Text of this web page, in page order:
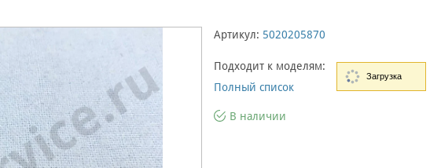
Артикул: 5020205870
Подходит к моделям:
Полный список
В наличии
Загрузка